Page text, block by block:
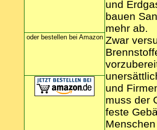
und
bauen
mehr ab.
Zwar
und
muss der
feste
oder bestellen bei Amazon